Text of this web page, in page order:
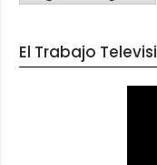
El Trabajo